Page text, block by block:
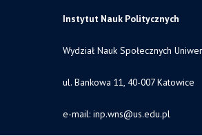
Instytut Nauk Politycznych
Wydział Nauk Społecznych
ul. Bankowa 11, 40-007 Katowice
e-mail: inp.wns@us.edu.pl